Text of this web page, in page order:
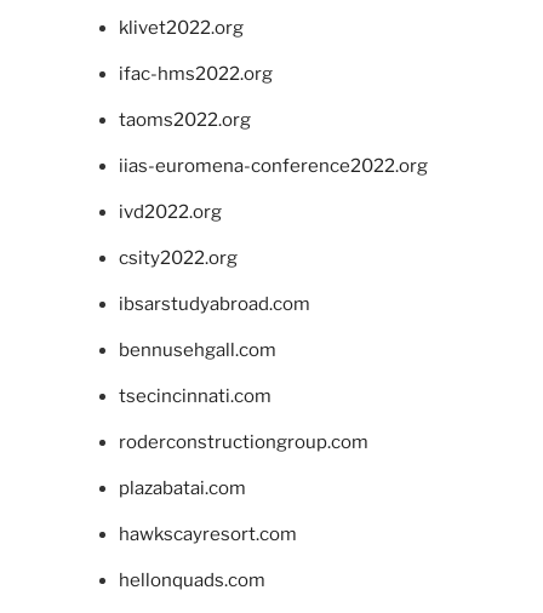
klivet2022.org
ifac-hms2022.org
taoms2022.org
iias-euromena-conference2022.org
ivd2022.org
csity2022.org
ibsarstudyabroad.com
bennusehgall.com
tsecincinnati.com
roderconstructiongroup.com
plazabatai.com
hawkscayresort.com
hellonquads.com